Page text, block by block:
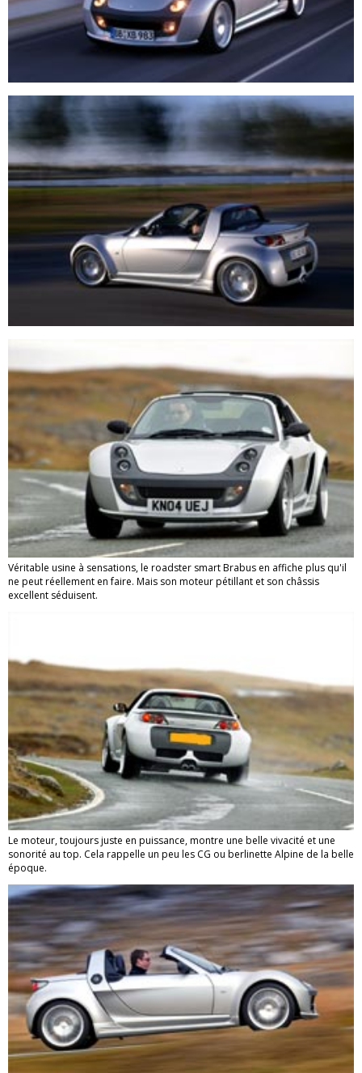
Véritable usine à sensations, le roadster smart Brabus en affiche plus qu'il
ne peut réellement en faire. Mais son moteur pétillant et son châssis
excellent séduisent.
Le moteur, toujours juste en puissance, montre une belle vivacité et une
sonorité au top. Cela rappelle un peu les CG ou berlinette Alpine de la belle
époque.